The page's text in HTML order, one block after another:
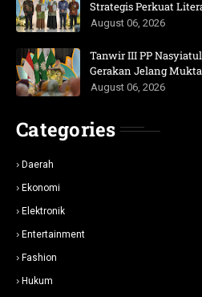
Strategis Perkuat
August 06, 2026
Tanwir III PP
Gerakan Jelang
August 06, 2026
Categories
Daerah
Ekonomi
Elektronik
Entertainment
Fashion
Hukum